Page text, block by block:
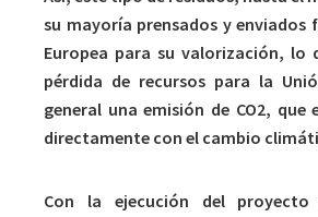
su mayoría prensados y enviados
Europea para su valorización, lo
pérdida de recursos para la
general una emisión de CO2, que
directamente con el cambio
Con la ejecución del